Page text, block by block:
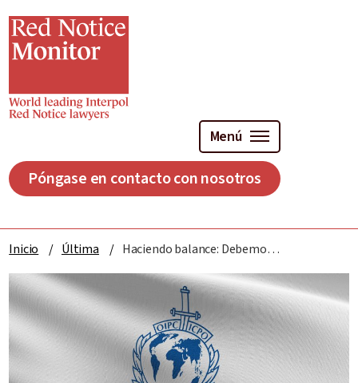
al
contenido
principal
Menú
Póngase en contacto con nosotros
Inicio Última Haciendo balance: Debemos dejar las cosas claras sobre Interpol y su sistema de notificaciones rojas